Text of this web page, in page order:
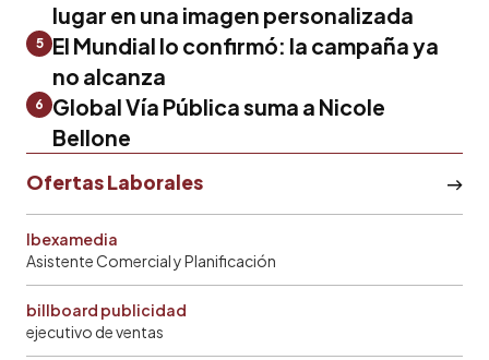
lugar en una imagen personalizada
5
El Mundial lo confirmó: la campaña ya
no alcanza
6
Global Vía Pública suma a Nicole
Bellone
Ofertas Laborales
Ibexamedia
Asistente Comercial y Planificación
billboard publicidad
ejecutivo de ventas